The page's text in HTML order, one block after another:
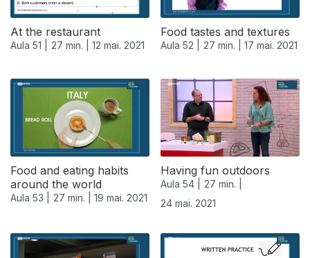
At the restaurant
Aula 51 | 27 min. | 12 mai. 2021
Food tastes and textures
Aula 52 | 27 min. | 17 mai. 2021
Food and eating habits
around the world
Aula 53 | 27 min. | 19 mai. 2021
Having fun outdoors
Aula 54 |
27 min. |
24 mai. 2021